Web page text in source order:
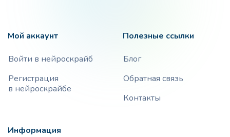
Мой аккаунт
Войти в нейроскрайб
Регистрация
в нейроскрайбе
Полезные ссылки
Блог
Обратная связь
Контакты
Информация